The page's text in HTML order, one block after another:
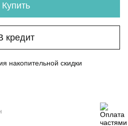
Купить
кредит
накопительной скидки